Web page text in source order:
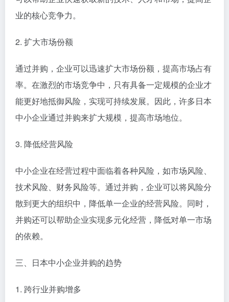
业的核心竞争力。
2. 扩大市场份额
通过并购，企业可以迅速扩大市场份额，提高市场占有
率。在激烈的市场竞争中，只有具备一定规模的企业才
能更好地抵御风险，实现可持续发展。因此，许多日本
中小企业通过并购来扩大规模，提高市场地位。
3. 降低经营风险
中小企业在经营过程中面临着各种风险，如市场风险、
技术风险、财务风险等。通过并购，企业可以将风险分
散到更大的组织中，降低单一企业的经营风险。同时，
并购还可以帮助企业实现多元化经营，降低对单一市场
的依赖。
三、日本中小企业并购的趋势
1. 跨行业并购增多